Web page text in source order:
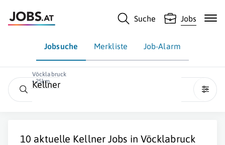
Suche Jobs
Jobsuche Merkliste Job-Alarm
Vöcklabruck
• 25km
Kellner
10 aktuelle KellnerJobs in Vöcklabruck